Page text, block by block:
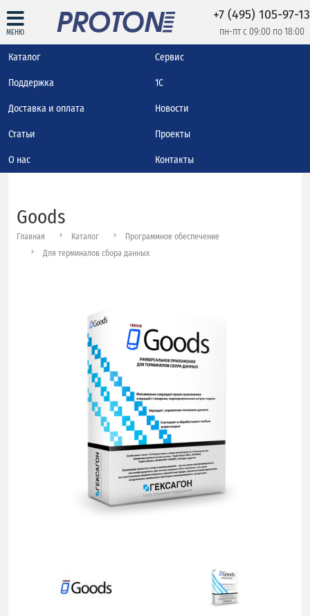
МЕНЮ
+7 (495) 105-97-13
пн-пт с 09:00 по 18:00
Каталог Сервис
Поддержка 1С
Доставка и оплата Новости
Статьи Проекты
О нас Контакты
Goods
Главная Каталог
Программное обеспечение
Для терминалов сбора данных